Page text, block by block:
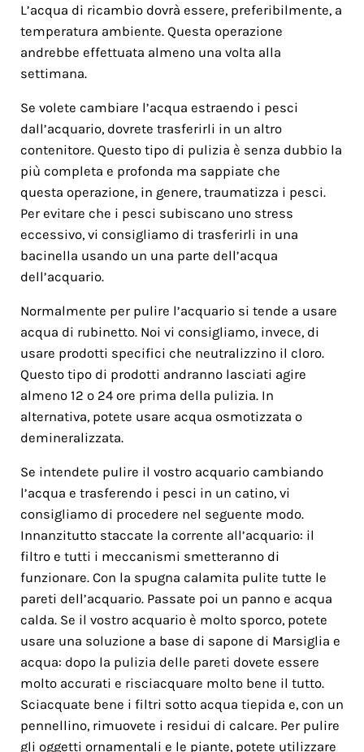
L’acqua di ricambio dovrà essere, preferibilmente, a
temperatura ambiente. Questa operazione
andrebbe effettuata almeno una volta alla
settimana.
Se volete cambiare l’acqua estraendo i pesci
dall’acquario, dovrete trasferirli in un altro
contenitore. Questo tipo di pulizia è senza dubbio la
più completa e profonda ma sappiate che
questa operazione, in genere, traumatizza i pesci.
Per evitare che i pesci subiscano uno stress
eccessivo, vi consigliamo di trasferirli in una
bacinella usando un una parte dell’acqua
dell’acquario.
Normalmente per pulire l’acquario si tende a usare
acqua di rubinetto. Noi vi consigliamo, invece, di
usare prodotti specifici che neutralizzino il cloro.
Questo tipo di prodotti andranno lasciati agire
almeno 12 o 24 ore prima della pulizia. In
alternativa, potete usare acqua osmotizzata o
demineralizzata.
Se intendete pulire il vostro acquario cambiando
l’acqua e trasferendo i pesci in un catino, vi
consigliamo di procedere nel seguente modo.
Innanzitutto staccate la corrente all’acquario: il
filtro e tutti i meccanismi smetteranno di
funzionare. Con la spugna calamita pulite tutte le
pareti dell’acquario. Passate poi un panno e acqua
calda. Se il vostro acquario è molto sporco, potete
usare una soluzione a base di sapone di Marsiglia e
acqua: dopo la pulizia delle pareti dovete essere
molto accurati e risciacquare molto bene il tutto.
Sciacquate bene i filtri sotto acqua tiepida e, con un
pennellino, rimuovete i residui di calcare. Per pulire
gli oggetti ornamentali e le piante, potete utilizzare